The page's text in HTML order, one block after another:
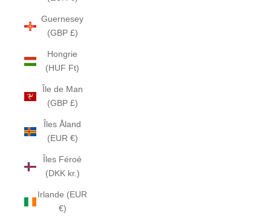
Guernesey
(GBP £)
Hongrie
(HUF Ft)
Île de Man
(GBP £)
Îles Åland
(EUR €)
Îles Féroé
(DKK kr.)
Irlande (EUR
€)